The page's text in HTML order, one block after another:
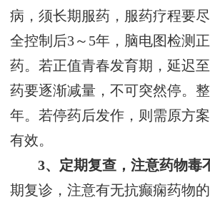
病，须长期服药，服药疗程要
全控制后3～5年，脑电图检测
药。若正值青春发育期，延迟
药要逐渐减量，不可突然停。
年。若停药后发作，则需原方
有效。
3、定期复查，注意药物毒
期复诊，注意有无抗癫痫药物